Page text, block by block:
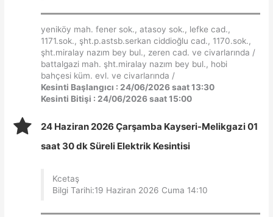
yeniköy mah. fener sok., atasoy sok., lefke cad.,
1171.sok., şht.p.astsb.serkan ciddioğlu cad., 1170.sok.,
şht.miralay nazım bey bul., zeren cad. ve civarlarında /
battalgazi mah. şht.miralay nazım bey bul., hobi
bahçesi küm. evl. ve civarlarında /
Kesinti Başlangıcı : 24/06/2026 saat 13:30
Kesinti Bitişi : 24/06/2026 saat 15:00
24 Haziran 2026 Çarşamba Kayseri-Melikgazi 01
saat 30 dk Süreli Elektrik Kesintisi
Kcetaş
Bilgi Tarihi:19 Haziran 2026 Cuma 14:10